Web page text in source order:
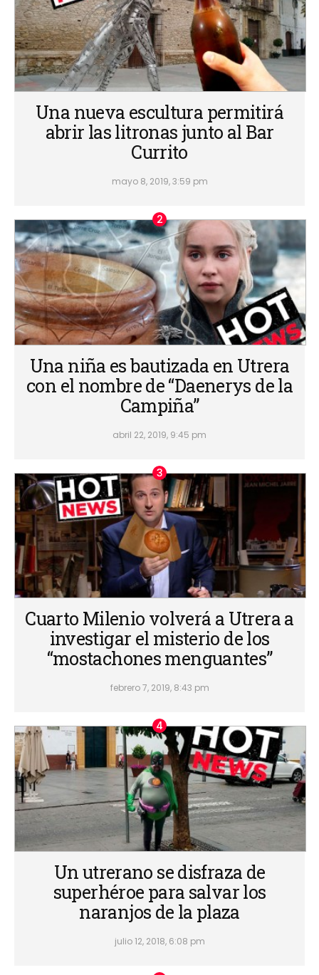
Una nueva escultura permitirá
abrir las litronas junto al Bar
Currito
mayo 8, 2019, 3:59 pm
Una niña es bautizada en Utrera
con el nombre de “Daenerys de la
Campiña”
abril 22, 2019, 9:45 pm
Cuarto Milenio volverá a Utrera a
investigar el misterio de los
“mostachones menguantes”
febrero 7, 2019, 8:43 pm
Un utrerano se disfraza de
superhéroe para salvar los
naranjos de la plaza
julio 12, 2018, 6:08 pm